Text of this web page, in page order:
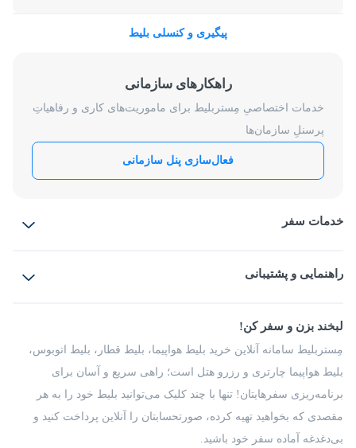
پیگیری و کنسلی بلیط
راهکارهای سازمانی
خدمات اختصاصیِ مِستربلیط برای ماموریت‌های کاری و رفاهیاتِ
پرسنلِ سازمان‌ها
فعال‌سازی پنل سازمانی
خدمات سفر
بلیط قطار
راهنمایی و پشتیبانی
شرایط و مقررات
راهکار سازمانی
فرصت‌های شغلی
درباره ما
لبخند بزن و سفر کن!
مِستربلیط سامانه آنلاین خرید بلیط هواپیما، بلیط قطار، بلیط اتوبوس،
بلیط هواپیما چارتری و رزرو هتل است؛ راهی سریع و آسان برای
برنامه‌ریزی سفرهایتان! تنها با چند کلیک می‌توانید بلیط خود را به هر
مقصدی که بخواهید تهیه کرده، صورتحسابتان را آنلاین پرداخت کنید و
بی‌دغدغه آماده سفر خود باشید.